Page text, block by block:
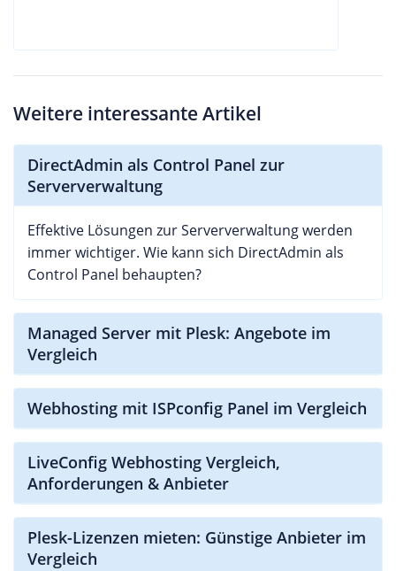
Weitere interessante Artikel
DirectAdmin als Control Panel zur
Serververwaltung
Effektive Lösungen zur Serververwaltung werden
immer wichtiger. Wie kann sich DirectAdmin als
Control Panel behaupten?
Managed Server mit Plesk: Angebote im
Vergleich
Webhosting mit ISPconfig Panel im Vergleich
LiveConfig Webhosting Vergleich,
Anforderungen & Anbieter
Plesk-Lizenzen mieten: Günstige Anbieter im
Vergleich